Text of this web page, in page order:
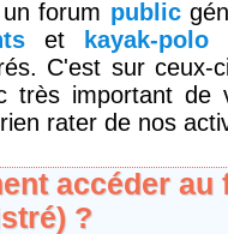
forum public
et kayak-polo
C'est sur
très important de
rater de nos
accéder
?